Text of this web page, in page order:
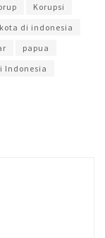
Korupsi
kota di indonesia
papua
Indonesia